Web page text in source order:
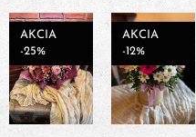
AKCIA
-25%
AKCIA
-12%